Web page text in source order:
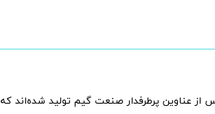
عناوین پرطرفدار صنعت گیم تولید شده‌اند که